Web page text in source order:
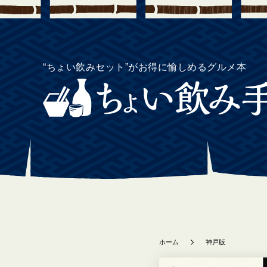
“ちょい飲みセット”がお得に愉しめるグルメ本
ホーム 神戸版